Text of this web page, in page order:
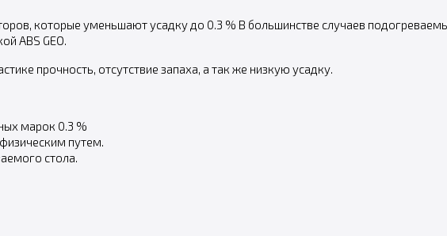
которые уменьшают усадку до 0.3 % В большинстве случаев
ABS GEO.
прочность, отсутствие запаха, а так же низкую усадку.
марок 0.3 %
путем.
стола.